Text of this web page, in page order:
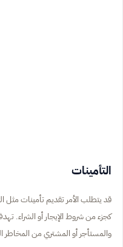
التأمينات
قد يتطلب الأمر تقديم تأمينات مثل
كجزء من شروط الإيجار أو الشراء.
والمستأجر أو المشتري من المخاطر